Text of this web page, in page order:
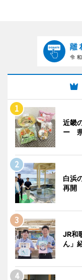
近畿
ー 県
白浜
再開
JR和
ん」